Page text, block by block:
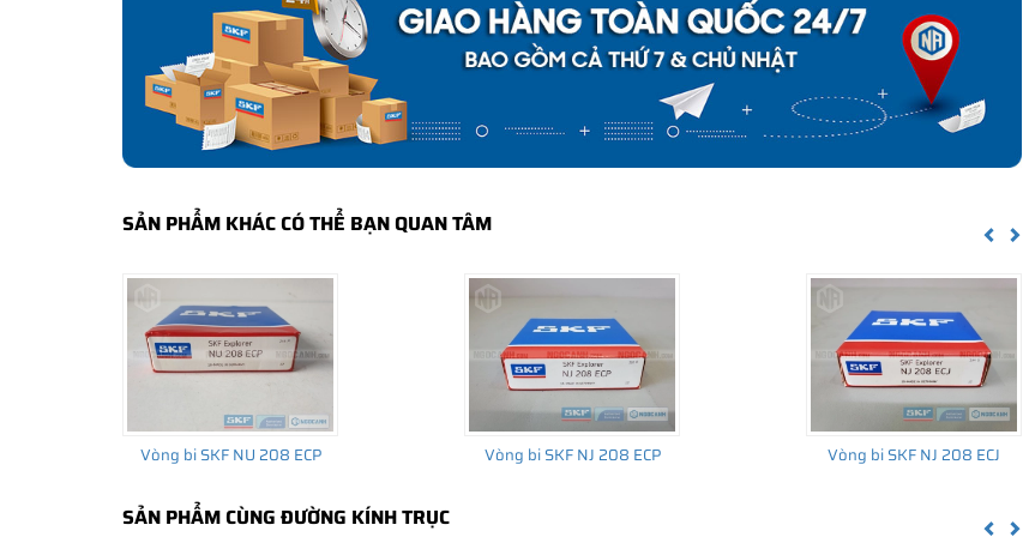
Tất cả các sản phẩm SKF chính hãng doSKF Ngọc Anhphân phối đều được bảo hành chính hãng theo đúng tiêu chuẩn
bảo hành của nhà sản xuất.
CÁCH NHẬN BIẾT VÀ PHÂN BIỆT VÒNG BI SKF NJ 208 ECP/C3 CHÍNH HÃNG
Mua hàng tại các đại lý ủy quyền của SKF để yên tâm về nguồn gốc của sản phẩm. Ngoài ra bạn cũng có thể tự kiểm tra
✅ Những cách phân biệt vòng bi SKF giả bằng mắt thường
✅Cảnh báo của chuyên gia SKF về vòng bi SKF giả
SẢN PHẨM KHÁC CÓ THỂ BẠN QUAN TÂM
Vòng bi SKF NU 208 ECP Vòng bi SKF NJ 208 ECP Vòng bi SKF NJ 208 ECJ
SẢN PHẨM CÙNG ĐƯỜNG KÍNH TRỤC